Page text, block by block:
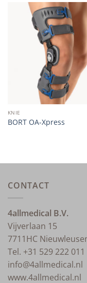
KNIE
BORT OA-Xpress
CONTACT
4allmedical B.V.
Vijverlaan 15
7711HC
Tel. +31 529 222 011
info@4allmedical.nl
www.4allmedical.nl